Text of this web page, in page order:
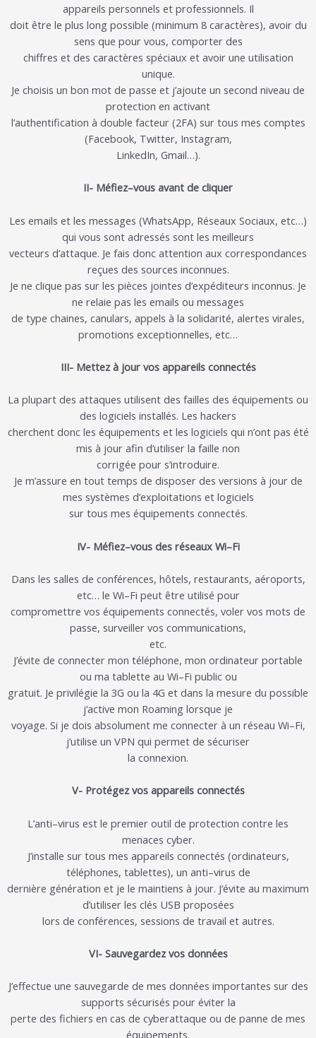
appareils personnels et professionnels. Il
doit être le plus long possible (minimum 8 caractères), avoir du
sens que pour vous, comporter des
chiffres et des caractères spéciaux et avoir une utilisation
unique.
Je choisis un bon mot de passe et j’ajoute un second niveau de
protection en activant
l’authentification à double facteur (2FA) sur tous mes comptes
(Facebook, Twitter, Instagram,
LinkedIn, Gmail…).
II- Méfiez–vous avant de cliquer
Les emails et les messages (WhatsApp, Réseaux Sociaux, etc…)
qui vous sont adressés sont les meilleurs
vecteurs d’attaque. Je fais donc attention aux correspondances
reçues des sources inconnues.
Je ne clique pas sur les pièces jointes d’expéditeurs inconnus. Je
ne relaie pas les emails ou messages
de type chaines, canulars, appels à la solidarité, alertes virales,
promotions exceptionnelles, etc…
III- Mettez à jour vos appareils connectés
La plupart des attaques utilisent des failles des équipements ou
des logiciels installés. Les hackers
cherchent donc les équipements et les logiciels qui n’ont pas été
mis à jour afin d’utiliser la faille non
corrigée pour s’introduire.
Je m’assure en tout temps de disposer des versions à jour de
mes systèmes d’exploitations et logiciels
sur tous mes équipements connectés.
IV- Méfiez–vous des réseaux Wi–Fi
Dans les salles de conférences, hôtels, restaurants, aéroports,
etc… le Wi–Fi peut être utilisé pour
compromettre vos équipements connectés, voler vos mots de
passe, surveiller vos communications,
etc.
J’évite de connecter mon téléphone, mon ordinateur portable
ou ma tablette au Wi–Fi public ou
gratuit. Je privilégie la 3G ou la 4G et dans la mesure du possible
j‘active mon Roaming lorsque je
voyage. Si je dois absolument me connecter à un réseau Wi–Fi,
j’utilise un VPN qui permet de sécuriser
la connexion.
V- Protégez vos appareils connectés
L’anti–virus est le premier outil de protection contre les
menaces cyber.
J’installe sur tous mes appareils connectés (ordinateurs,
téléphones, tablettes), un anti–virus de
dernière génération et je le maintiens à jour. J‘évite au maximum
d’utiliser les clés USB proposées
lors de conférences, sessions de travail et autres.
VI- Sauvegardez vos données
J’effectue une sauvegarde de mes données importantes sur des
supports sécurisés pour éviter la
perte des fichiers en cas de cyberattaque ou de panne de mes
équipements.